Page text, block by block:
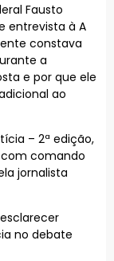
Fausto
entrevista à A
constava
a
e por que ele
ao
– 2ª edição,
comando
jornalista
no debate